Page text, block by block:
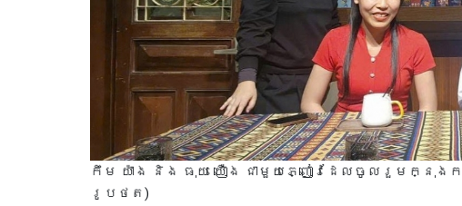
កឹម យ៉ាង និង ធុយ យឿង ជាមួយភ្ញៀវដែលចូលរួមក្នុង
រូបថត)